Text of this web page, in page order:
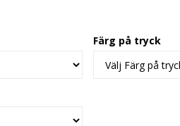
Färg på tryck